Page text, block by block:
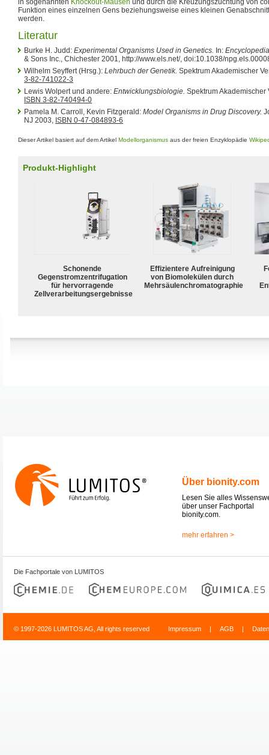
in sogenannten Knockout-Mäusen und durch die Kreuzungszüchtung von
Funktion eines einzelnen Gens beziehungsweise eines kleinen
werden.
Literatur
Burke H. Judd: Experimental Organisms Used in Genetics. In:
& Sons Inc., Chichester 2001, http://www.els.net/, doi:10.1038/
Wilhelm Seyffert (Hrsg.): Lehrbuch der Genetik. Spektrum Akademischer
3-82-741022-3
Lewis Wolpert und andere: Entwicklungsbiologie. Spektrum
ISBN 3-82-740494-0
Pamela M. Carroll, Kevin Fitzgerald: Model Organisms in Drug Discovery.
NJ 2003, ISBN 0-47-084893-6
Dieser Artikel basiert auf dem Artikel Modellorganismus aus der freien Enzyklopädie
Produkt-Highlight
Schonende
Gegenstromzentrifugation
für hervorragende
Zellverarbeitungsergebnisse
Effizientere Aufreinigung
von Biomolekülen durch
Mehrsäulenchromatographie
Über bionity.com
Lesen Sie alles
über unser Fachportal
bionity.com.
mehr erfahren >
Die Fachportale von LUMITOS
© 1997-2026 LUMITOS AG, All rights reserved Impressum | AGB |